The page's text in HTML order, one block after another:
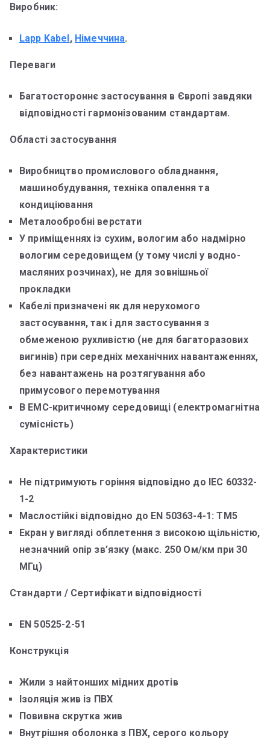
Виробник:
Lapp Kabel, Німеччина.
Переваги
Багатостороннє застосування в Європі завдяки
відповідності гармонізованим стандартам.
Області застосування
Виробництво промислового обладнання,
машинобудування, техніка опалення та
кондиціювання
Металообробні верстати
У приміщеннях із сухим, вологим або надмірно
вологим середовищем (у тому числі у водно-
масляних розчинах), не для зовнішньої
прокладки
Кабелі призначені як для нерухомого
застосування, так і для застосування з
обмеженою рухливістю (не для багаторазових
вигинів) при середніх механічних навантаженнях,
без навантажень на розтягування або
примусового перемотування
В ЕМС-критичному середовищі (електромагнітна
сумісність)
Характеристики
Не підтримують горіння відповідно до IEC 60332-
1-2
Маслостійкі відповідно до EN 50363-4-1: ТМ5
Екран у вигляді обплетення з високою щільністю,
незначний опір зв’язку (макс. 250 Ом/км при 30
МГц)
Стандарти / Сертифікати відповідності
EN 50525-2-51
Конструкція
Жили з найтонших мідних дротів
Ізоляція жив із ПВХ
Повивна скрутка жив
Внутрішня оболонка з ПВХ, серого кольору